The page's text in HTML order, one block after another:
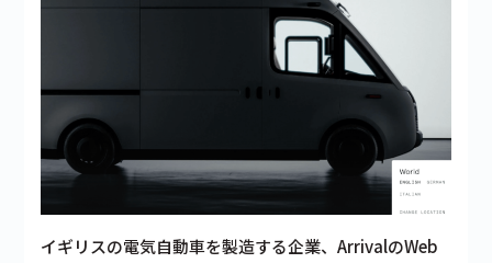
イギリスの電気自動車を製造する企業、ArrivalのWeb